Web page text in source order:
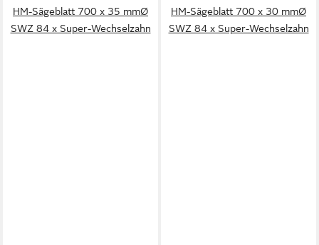
HM-Sägeblatt 700 x 35 mmØ
SWZ 84 x Super-Wechselzahn
HM-Sägeblatt 700 x 30 mmØ
SWZ 84 x Super-Wechselzahn